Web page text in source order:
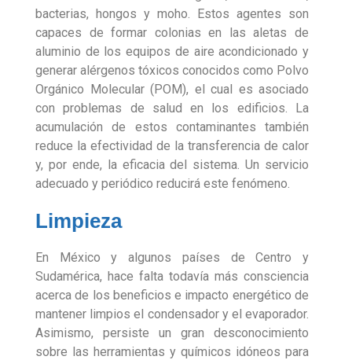
bacterias, hongos y moho. Estos agentes son
capaces de formar colonias en las aletas de
aluminio de los equipos de aire acondicionado y
generar alérgenos tóxicos conocidos como Polvo
Orgánico Molecular (POM), el cual es asociado
con problemas de salud en los edificios. La
acumulación de estos contaminantes también
reduce la efectividad de la transferencia de calor
y, por ende, la eficacia del sistema. Un servicio
adecuado y periódico reducirá este fenómeno.
Limpieza
En México y algunos países de Centro y
Sudamérica, hace falta todavía más consciencia
acerca de los beneficios e impacto energético de
mantener limpios el condensador y el evaporador.
Asimismo, persiste un gran desconocimiento
sobre las herramientas y químicos idóneos para